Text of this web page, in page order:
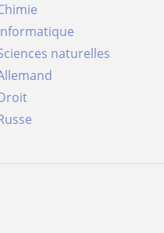
Chimie
Informatique
Sciences naturelles
Allemand
Droit
Russe